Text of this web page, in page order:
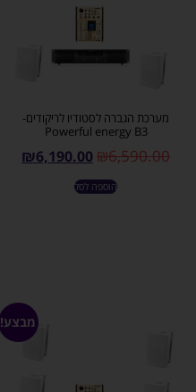
מערכת הגברה לסטודיו לריקודים-
Powerful energy B3
₪6,590.00
₪6,190.00
הוספה לסל
מבצע!